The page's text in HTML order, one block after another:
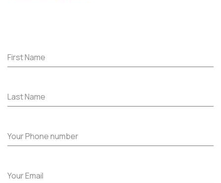
First Name
Last Name
Your Phone number
Your Email